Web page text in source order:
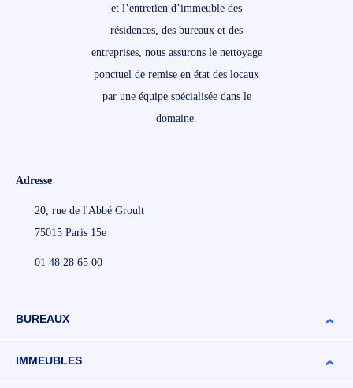
et l’entretien d’immeuble des
résidences, des bureaux et des
entreprises, nous assurons le nettoyage
ponctuel de remise en état des locaux
par une équipe spécialisée dans le
domaine.
Adresse
20, rue de l'Abbé Groult
75015 Paris 15e
01 48 28 65 00
BUREAUX
IMMEUBLES